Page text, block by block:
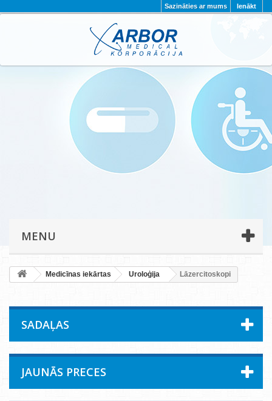
Ienākt
Sazināties ar mums
PAR MUMS PROJEKTI
KONTAKTI
PRIVĀTUMA POLITIKA
MENU
Medicīnas iekārtas Uroloģija Lāzercitoskopi
SADAĻAS
JAUNĀS PRECES